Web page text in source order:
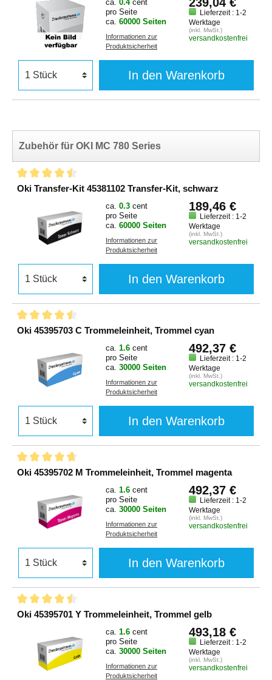
ca. 0.4 cent
pro Seite
ca. 60000 Seiten
Informationen zur
Produktsicherheit
Lieferzeit : 1-2
Werktage
(inkl. MwSt.)
versandkostenfrei
In den Warenkorb
Zubehör für OKI MC 780 Series
Oki Transfer-Kit 45381102 Transfer-Kit, schwarz
ca. 0.3 cent
pro Seite
ca. 60000 Seiten
Informationen zur
Produktsicherheit
189,46 €
Lieferzeit : 1-2
Werktage
(inkl. MwSt.)
versandkostenfrei
In den Warenkorb
Oki 45395703 C Trommeleinheit, Trommel cyan
ca. 1.6 cent
pro Seite
ca. 30000 Seiten
Informationen zur
Produktsicherheit
492,37 €
Lieferzeit : 1-2
Werktage
(inkl. MwSt.)
versandkostenfrei
In den Warenkorb
Oki 45395702 M Trommeleinheit, Trommel magenta
ca. 1.6 cent
pro Seite
ca. 30000 Seiten
Informationen zur
Produktsicherheit
492,37 €
Lieferzeit : 1-2
Werktage
(inkl. MwSt.)
versandkostenfrei
In den Warenkorb
Oki 45395701 Y Trommeleinheit, Trommel gelb
ca. 1.6 cent
pro Seite
ca. 30000 Seiten
Informationen zur
Produktsicherheit
493,18 €
Lieferzeit : 1-2
Werktage
(inkl. MwSt.)
versandkostenfrei